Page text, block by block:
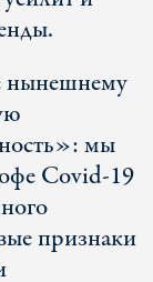
нынешнему
мы
Covid-19
признаки